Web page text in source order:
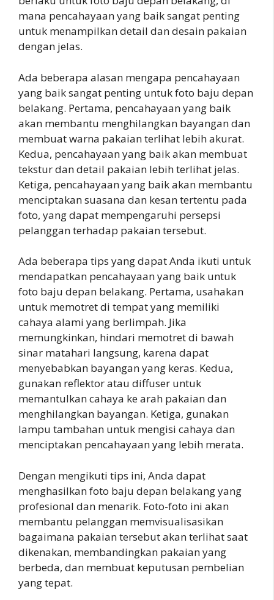
mana pencahayaan yang baik sangat penting
untuk menampilkan detail dan desain pakaian
dengan jelas.
Ada beberapa alasan mengapa pencahayaan
yang baik sangat penting untuk foto baju depan
belakang. Pertama, pencahayaan yang baik
akan membantu menghilangkan bayangan dan
membuat warna pakaian terlihat lebih akurat.
Kedua, pencahayaan yang baik akan membuat
tekstur dan detail pakaian lebih terlihat jelas.
Ketiga, pencahayaan yang baik akan membantu
menciptakan suasana dan kesan tertentu pada
foto, yang dapat mempengaruhi persepsi
pelanggan terhadap pakaian tersebut.
Ada beberapa tips yang dapat Anda ikuti untuk
mendapatkan pencahayaan yang baik untuk
foto baju depan belakang. Pertama, usahakan
untuk memotret di tempat yang memiliki
cahaya alami yang berlimpah. Jika
memungkinkan, hindari memotret di bawah
sinar matahari langsung, karena dapat
menyebabkan bayangan yang keras. Kedua,
gunakan reflektor atau diffuser untuk
memantulkan cahaya ke arah pakaian dan
menghilangkan bayangan. Ketiga, gunakan
lampu tambahan untuk mengisi cahaya dan
menciptakan pencahayaan yang lebih merata.
Dengan mengikuti tips ini, Anda dapat
menghasilkan foto baju depan belakang yang
profesional dan menarik. Foto-foto ini akan
membantu pelanggan memvisualisasikan
bagaimana pakaian tersebut akan terlihat saat
dikenakan, membandingkan pakaian yang
berbeda, dan membuat keputusan pembelian
yang tepat.